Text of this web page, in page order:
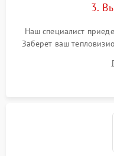
3.
Наш специалист
Заберет ваш